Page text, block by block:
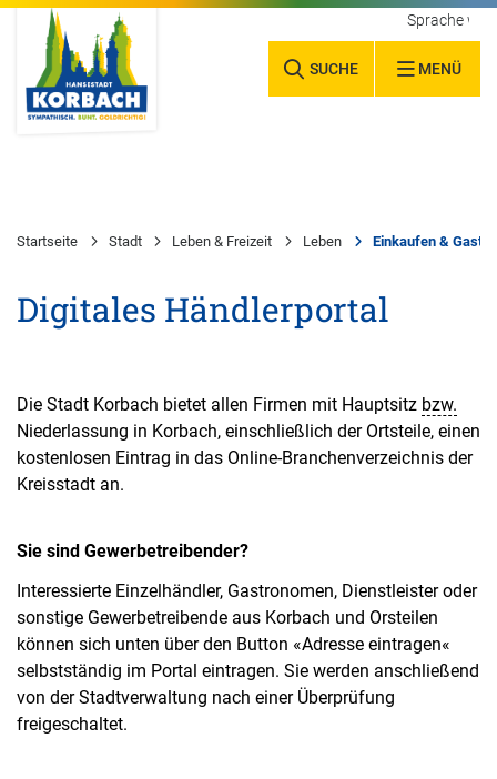
SUCHE MENÜ
Sprache
Startseite Stadt Leben & Freizeit Leben Einkaufen &
Digitales Händlerportal
Die Stadt Korbach bietet allen Firmen mit Hauptsitz bzw.
Niederlassung in Korbach, einschließlich der Ortsteile, einen
kostenlosen Eintrag in das Online-Branchenverzeichnis der
Kreisstadt an.
Sie sind Gewerbetreibender?
Interessierte Einzelhändler, Gastronomen, Dienstleister oder
sonstige Gewerbetreibende aus Korbach und Orsteilen
können sich unten über den Button «Adresse eintragen«
selbstständig im Portal eintragen. Sie werden anschließend
von der Stadtverwaltung nach einer Überprüfung
freigeschaltet.